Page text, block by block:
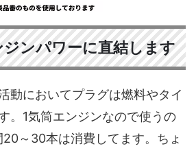
ンパワーに直結します
動においてプラグは燃料やタイ
。1気筒エンジンなので使うの
～30本は消費してます。ちょ